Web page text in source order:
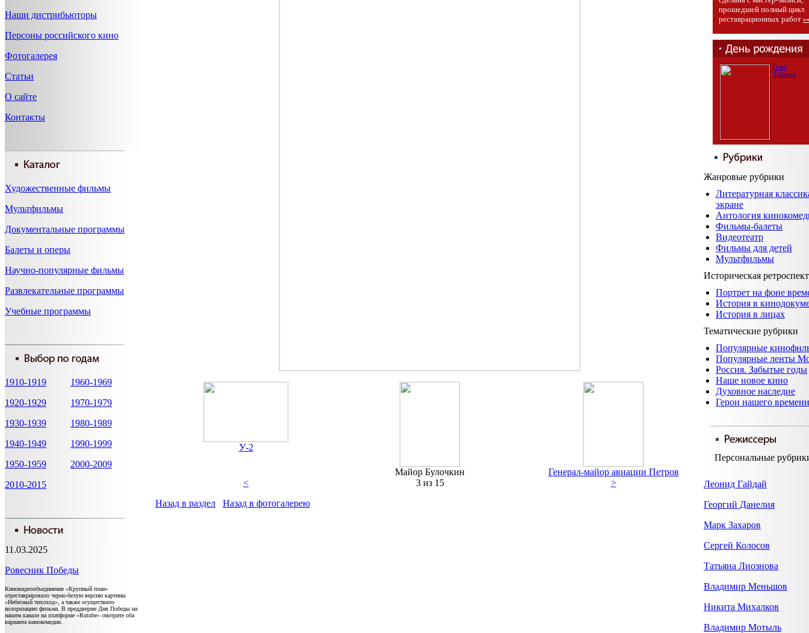
Наши дистрибьюторы
Персоны российского кино
Фотогалерея
Статьи
О сайте
Контакты
Художественные фильмы
Мультфильмы
Документальные программы
Балеты и оперы
Научно-популярные фильмы
Развлекательные программы
Учебные программы
1910-1919
1960-1969
1920-1929
1970-1979
1930-1939
1980-1989
1940-1949
1990-1999
1950-1959
2000-2009
2010-2015
11.03.2025
Ровесник Победы
Киновидеообъединение «Крупный план»
отреставрировало черно-белую версию картины
«Небесный тихоход», а также осуществило
колоризацию фильма. В преддверии Дня Победы на
нашем канале на платформе «Rutube» смотрите оба
варианта кинокомедии.
У-2
Майор Булочкин
Генерал-майор авиации Петров
<
3 из 15
>
Назад в раздел
Назад в фотогалерею
прошедшей полный цикл
реставрационных работ
Олег
Табаков
Жанровые рубрики
Литературная
экране
Антология
Фильмы-балеты
Видеотеатр
Фильмы для детей
Мультфильмы
Историческая
Портрет на фоне
История в
История в лицах
Тематические рубрики
Популярные
Популярные ленты
Россия. Забытые годы
Наше новое кино
Духовное наследие
Герои нашего времени
Персональные
Леонид Гайдай
Георгий Данелия
Марк Захаров
Сергей Колосов
Татьяна Лиознова
Владимир Меньшов
Никита Михалков
Владимир Мотыль